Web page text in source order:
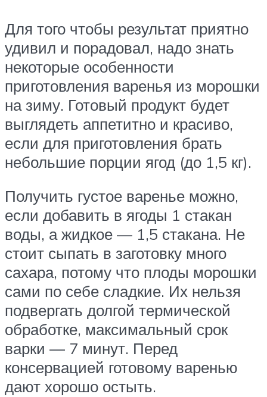
Для того чтобы результат приятно
удивил и порадовал, надо знать
некоторые особенности
приготовления варенья из морошки
на зиму. Готовый продукт будет
выглядеть аппетитно и красиво,
если для приготовления брать
небольшие порции ягод (до 1,5 кг).
Получить густое варенье можно,
если добавить в ягоды 1 стакан
воды, а жидкое — 1,5 стакана. Не
стоит сыпать в заготовку много
сахара, потому что плоды морошки
сами по себе сладкие. Их нельзя
подвергать долгой термической
обработке, максимальный срок
варки — 7 минут. Перед
консервацией готовому варенью
дают хорошо остыть.